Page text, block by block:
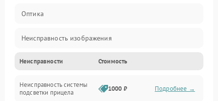
Оптика
Неисправность изображения
Механические повреждения
Неисправность фокусировки и оптики
Неисправности Стоимость
Неисправность системы
подсветки прицела
1000 ₽ Подробнее →